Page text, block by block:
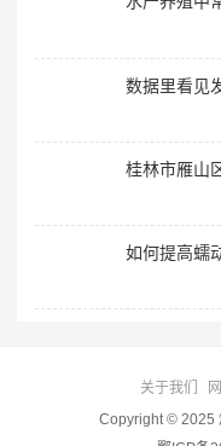
数据里看见
桂林市雁山
如何提高蠕
关于我们
Copyright © 2025